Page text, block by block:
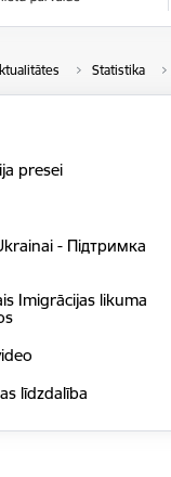
Statistika
presei
- Підтримка
Imigrācijas likuma
līdzdalība